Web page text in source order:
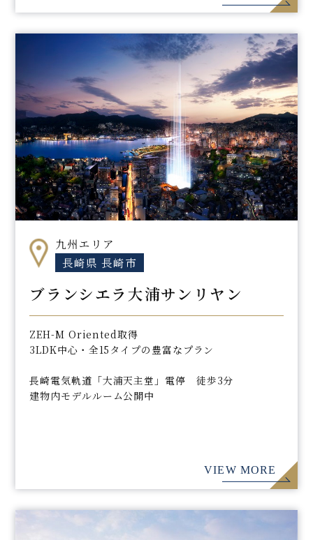
九州エリア
長崎県 長崎市
ブランシエラ大浦サンリヤン
ZEH-M Oriented取得
3LDK中心・全15タイプの豊富なプラン
長崎電気軌道「大浦天主堂」電停 徒歩3分
建物内モデルルーム公開中
VIEW MORE